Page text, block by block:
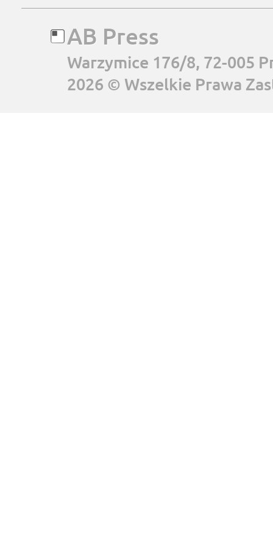
AB Press
Warzymice 176/8, 72-005
2026 © Wszelkie Prawa